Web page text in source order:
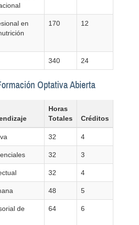
en
170 12
340 24
Optativa Abierta
Horas
Totales
Créditos
32 4
32 3
32 4
48 5
de
64 6